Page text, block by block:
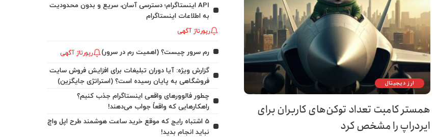
ارز دیجیتال
همستر کامبت تعداد توکن‌های کاربران برای
ایردراپ را مشخص کرد
API اینستاگرام؛ دسترسی آسان، سریع و بدون محدودیت
به اطلاعات اینستاگرام
رپورتاژ آگهی
رم سرور چیست؟ (اهمیت رم در سرور) رپورتاژ آگهی
گزارش ویژه: آیا دوران تبلیغات برای افزایش فروش سایت
فروشگاهی به پایان رسیده است؟ (استراتژی جایگزین)
چطور فالوورهای واقعی اینستاگرام جذب کنیم؟
راهکارهایی که واقعاً جواب می‌دهند!
5 اشتباه رایج که موقع خرید ساعت هوشمند طرح اپل واچ
نباید انجام بدید!